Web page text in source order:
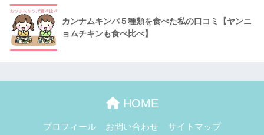
カンナムキンパ５種類を食べた私の口コミ【ヤンニ
ョムチキンも食べ比べ】
HOME
プロフィール お問い合わせ サイトマップ